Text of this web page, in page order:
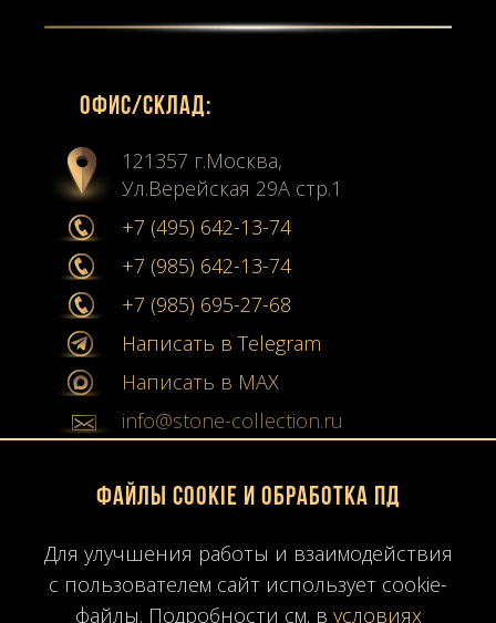
Офиc/склад:
121357 г.Москва,
Ул.Верейская 29А стр.1
+7 (495) 642-13-74
+7 (985) 642-13-74
+7 (985) 695-27-68
Написать в Telegram
Написать в MAX
info@stone-collection.ru
Мы в социальных сетях:
Youtube
Файлы Cookie и обработка ПД
Для улучшения работы и взаимодействия
с пользователем сайт использует cookie-
файлы. Подробности см. в условиях